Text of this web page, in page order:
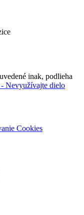
inak, podlieha
Nevyužívajte dielo
Cookies